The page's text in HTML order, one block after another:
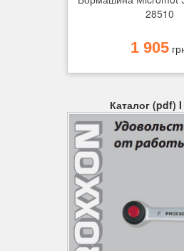
28510
1 905
Каталог (pdf)